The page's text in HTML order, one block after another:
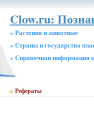
Clow.ru:
» Растения и животные
» Страны и государства
» Cправочная информация
Рефераты